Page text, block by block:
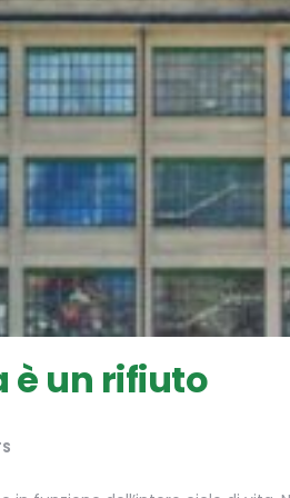
è un rifiuto